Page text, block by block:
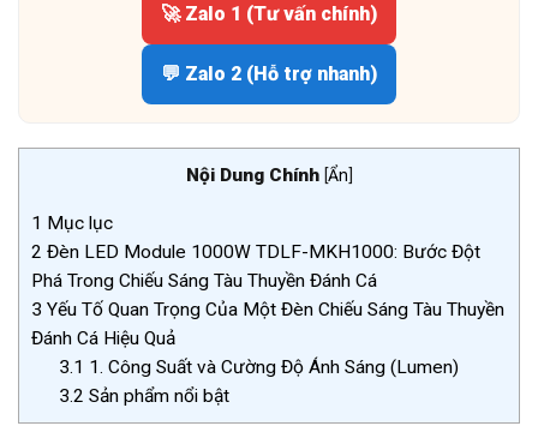
🚀 Zalo 1 (Tư vấn chính)
💬 Zalo 2 (Hỗ trợ nhanh)
Nội Dung Chính [Ẩn]
1 Mục lục
2 Đèn LED Module 1000W TDLF-MKH1000: Bước Đột
Phá Trong Chiếu Sáng Tàu Thuyền Đánh Cá
3 Yếu Tố Quan Trọng Của Một Đèn Chiếu Sáng Tàu Thuyền
Đánh Cá Hiệu Quả
3.1 1. Công Suất và Cường Độ Ánh Sáng (Lumen)
3.2 Sản phẩm nổi bật